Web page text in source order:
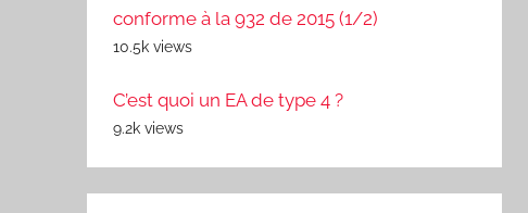
conforme à la 932 de 2015 (1/2)
10.5k views
C’est quoi un EA de type 4 ?
9.2k views